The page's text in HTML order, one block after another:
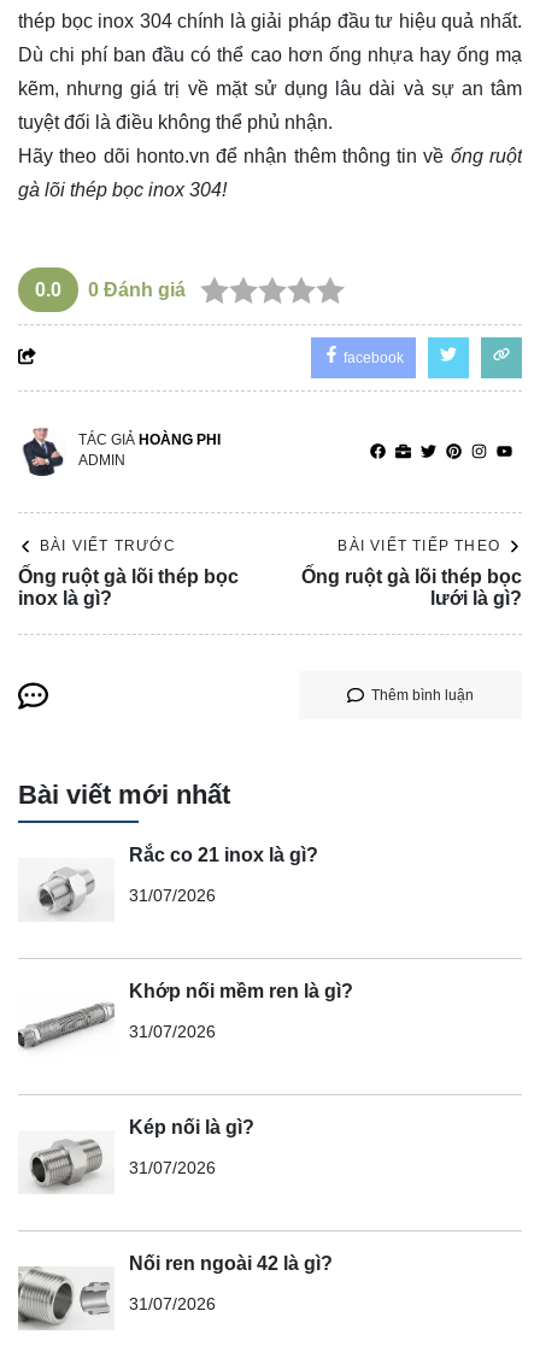
thép bọc inox 304 chính là giải pháp đầu tư hiệu quả nhất.
Dù chi phí ban đầu có thể cao hơn ống nhựa hay ống mạ
kẽm, nhưng giá trị về mặt sử dụng lâu dài và sự an tâm
tuyệt đối là điều không thể phủ nhận.
Hãy theo dõi honto.vn để nhận thêm thông tin về ống ruột
gà lõi thép bọc inox 304!
0.0 0 Đánh giá
facebook
TÁC GIẢ HOÀNG PHI
ADMIN
BÀI VIẾT TRƯỚC
Ống ruột gà lõi thép bọc
inox là gì?
BÀI VIẾT TIẾP THEO
Ống ruột gà lõi thép bọc
lưới là gì?
Thêm bình luận
Bài viết mới nhất
Rắc co 21 inox là gì?
31/07/2026
Khớp nối mềm ren là gì?
31/07/2026
Kép nối là gì?
31/07/2026
Nối ren ngoài 42 là gì?
31/07/2026